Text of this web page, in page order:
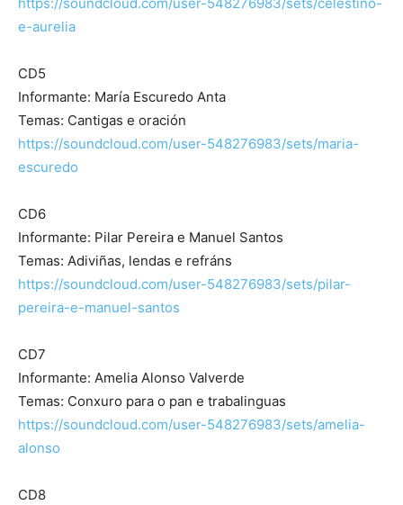
e-aurelia
CD5
Informante: María Escuredo Anta
Temas: Cantigas e oración
https://soundcloud.com/user-548276983/sets/maria-
escuredo
CD6
Informante: Pilar Pereira e Manuel Santos
Temas: Adiviñas, lendas e refráns
https://soundcloud.com/user-548276983/sets/pilar-
pereira-e-manuel-santos
CD7
Informante: Amelia Alonso Valverde
Temas: Conxuro para o pan e trabalinguas
https://soundcloud.com/user-548276983/sets/amelia-
alonso
CD8